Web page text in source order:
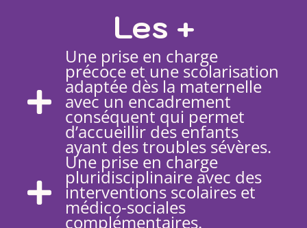
Les +
Une prise en charge
précoce et une scolarisation
adaptée dès la maternelle
avec un encadrement
conséquent qui permet
d’accueillir des enfants
ayant des troubles sévères.
Une prise en charge
pluridisciplinaire avec des
interventions scolaires et
médico-sociales
complémentaires.